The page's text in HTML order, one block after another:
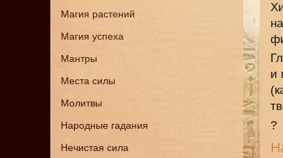
Магия растений
Магия успеха
Мантры
Места силы
Молитвы
Народные гадания
Нечистая сила
и
?